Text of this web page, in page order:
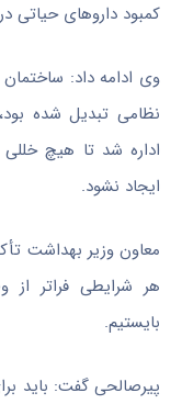
کمبود داروهای حیاتی
وی ادامه داد: ساختمان
نظامی تبدیل شده
اداره شد تا هیچ
ایجاد نشود.
معاون وزیر بهداشت
هر شرایطی فراتر
بایستیم.
پیرصالحی گفت: باید